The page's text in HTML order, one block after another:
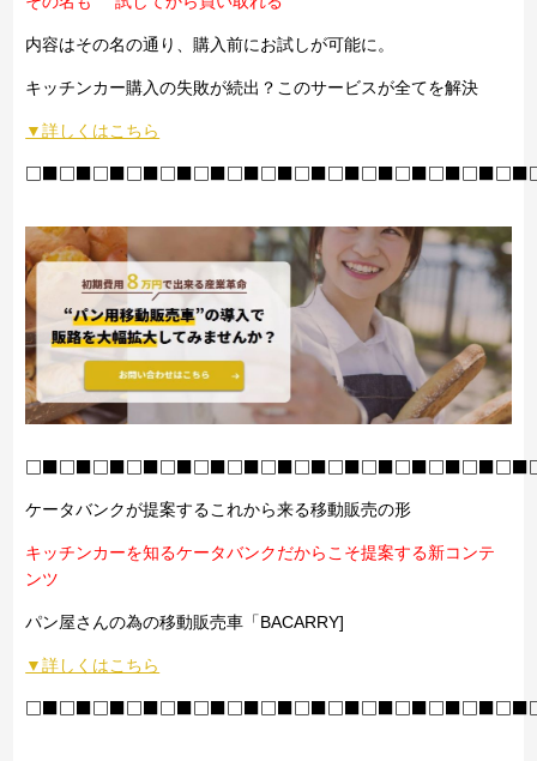
内容はその名の通り、購入前にお試しが可能に。
キッチンカー購入の失敗が続出？このサービスが全てを解決
▼詳しくはこちら
ケータバンクが提案するこれから来る移動販売の形
キッチンカーを知るケータバンクだからこそ提案する新コンテ
ンツ
パン屋さんの為の移動販売車「BACARRY]
▼詳しくはこちら